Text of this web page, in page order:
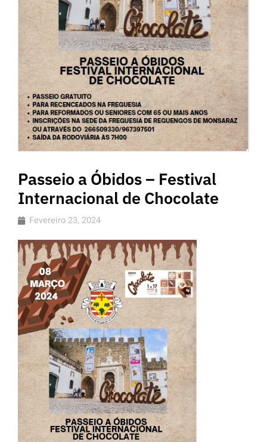
Passeio a Óbidos – Festival
Internacional de Chocolate
Fevereiro 23, 2024